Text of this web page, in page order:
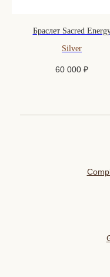
Браслет Sacred
Silver
60 000 ₽